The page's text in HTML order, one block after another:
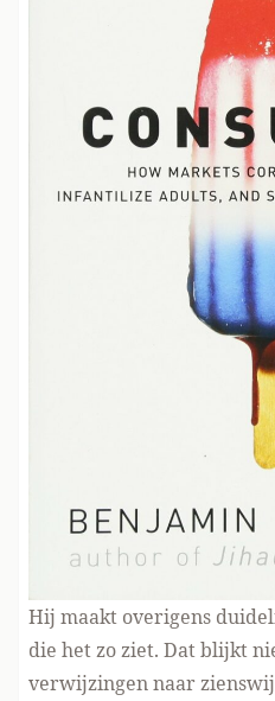
Hij maakt overigens
die het zo ziet. Dat blijkt
verwijzingen naar